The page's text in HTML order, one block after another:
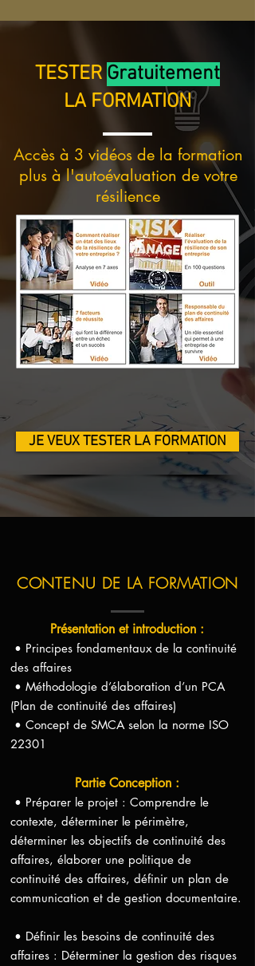
TESTER Gratuitement
LA FORMATION
Accès à 3 vidéos de la formation
plus à l'autoévaluation de votre
résilience
JE VEUX TESTER LA FORMATION
CONTENU DE LA FORMATION
Présentation et introduction :
• Principes fondamentaux de la continuité
des affaires
• Méthodologie d’élaboration d’un PCA
(Plan de continuité des affaires)
• Concept de SMCA selon la norme ISO
22301
Partie Conception :
• Préparer le projet : Comprendre le
contexte, déterminer le périmètre,
déterminer les objectifs de continuité des
affaires, élaborer une politique de
continuité des affaires, définir un plan de
communication et de gestion documentaire.
• Définir les besoins de continuité des
affaires : Déterminer la gestion des risques